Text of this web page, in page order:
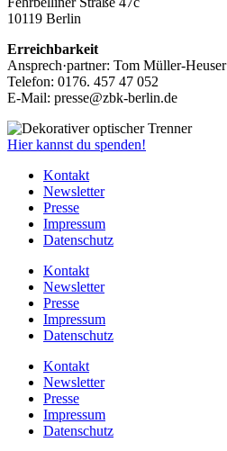
10119 Berlin
Erreichbarkeit
Ansprech·partner: Tom Müller-Heuser
Telefon: 0176. 457 47 052
E-Mail: presse@zbk-berlin.de
Hier kannst du spenden!
Kontakt
Newsletter
Presse
Impressum
Datenschutz
Kontakt
Newsletter
Presse
Impressum
Datenschutz
Kontakt
Newsletter
Presse
Impressum
Datenschutz